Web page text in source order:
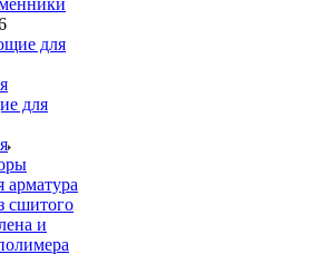
для
арматура
сшитого
и